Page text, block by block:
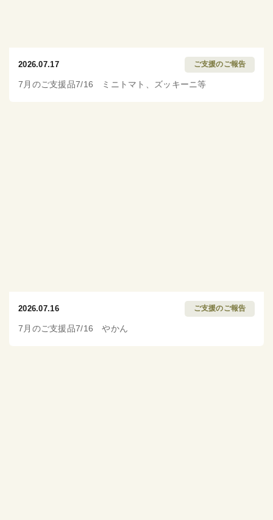
2026.07.17 ご支援のご報告
7月のご支援品7/16 ミニトマト、ズッキーニ等
2026.07.16 ご支援のご報告
7月のご支援品7/16 やかん